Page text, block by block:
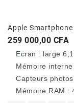
Apple
Prix
259 000,00 CFA
Ecran : large
Mémoire
Capteurs
Mémoire RAM :